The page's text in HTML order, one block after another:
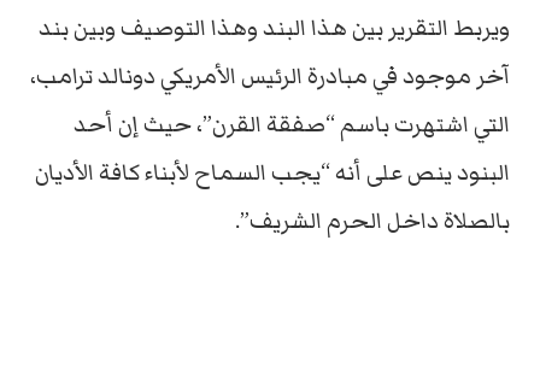
ويربط التقرير بين هذا البند وهذا التوصيف وبين بند
آخر موجود في مبادرة الرئيس الأمريكي دونالد ترامب،
التي اشتهرت باسم “صفقة القرن”، حيث إن أحد
البنود ينص على أنه “يجب السماح لأبناء كافة الأديان
بالصلاة داخل الحرم الشريف”.